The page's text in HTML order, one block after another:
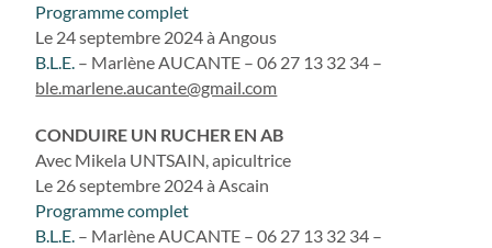
Programme complet
Le 24 septembre 2024 à Angous
B.L.E. – Marlène AUCANTE – 06 27 13 32 34 –
ble.marlene.aucante@gmail.com
CONDUIRE UN RUCHER EN AB
Avec Mikela UNTSAIN, apicultrice
Le 26 septembre 2024 à Ascain
Programme complet
B.L.E. – Marlène AUCANTE – 06 27 13 32 34 –